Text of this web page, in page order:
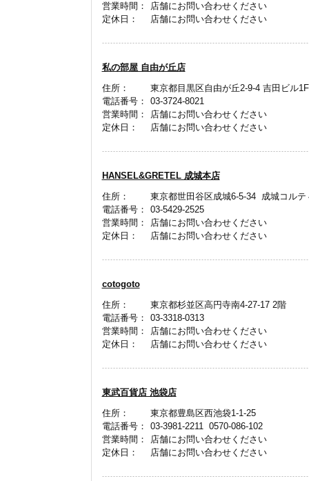
営業時間：
店舗にお問い合わせください
定休日：
店舗にお問い合わせください
私の部屋 自由が丘店
住所：
東京都目黒区自由が丘2-9-4 吉田ビル1F
電話番号：
03-3724-8021
営業時間：
店舗にお問い合わせください
定休日：
店舗にお問い合わせください
HANSEL&GRETEL 成城本店
住所：
東京都世田谷区成城6-5-34 成城コル
電話番号：
03-5429-2525
営業時間：
店舗にお問い合わせください
定休日：
店舗にお問い合わせください
cotogoto
住所：
東京都杉並区高円寺南4-27-17 2階
電話番号：
03-3318-0313
営業時間：
店舗にお問い合わせください
定休日：
店舗にお問い合わせください
東武百貨店 池袋店
住所：
東京都豊島区西池袋1-1-25
電話番号：
03-3981-2211 0570-086-102
営業時間：
店舗にお問い合わせください
定休日：
店舗にお問い合わせください